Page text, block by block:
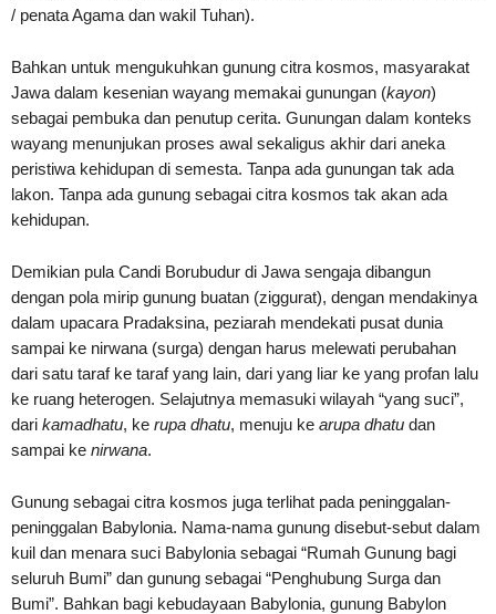
/ penata Agama dan wakil Tuhan).
Bahkan untuk mengukuhkan gunung citra kosmos, masyarakat
Jawa dalam kesenian wayang memakai gunungan (kayon)
sebagai pembuka dan penutup cerita. Gunungan dalam konteks
wayang menunjukan proses awal sekaligus akhir dari aneka
peristiwa kehidupan di semesta. Tanpa ada gunungan tak ada
lakon. Tanpa ada gunung sebagai citra kosmos tak akan ada
kehidupan.
Demikian pula Candi Borubudur di Jawa sengaja dibangun
dengan pola mirip gunung buatan (ziggurat), dengan mendakinya
dalam upacara Pradaksina, peziarah mendekati pusat dunia
sampai ke nirwana (surga) dengan harus melewati perubahan
dari satu taraf ke taraf yang lain, dari yang liar ke yang profan lalu
ke ruang heterogen. Selajutnya memasuki wilayah “yang suci”,
dari kamadhatu, ke rupa dhatu, menuju ke arupa dhatu dan
sampai ke nirwana.
Gunung sebagai citra kosmos juga terlihat pada peninggalan-
peninggalan Babylonia. Nama-nama gunung disebut-sebut dalam
kuil dan menara suci Babylonia sebagai “Rumah Gunung bagi
seluruh Bumi” dan gunung sebagai “Penghubung Surga dan
Bumi”. Bahkan bagi kebudayaan Babylonia, gunung Babylon